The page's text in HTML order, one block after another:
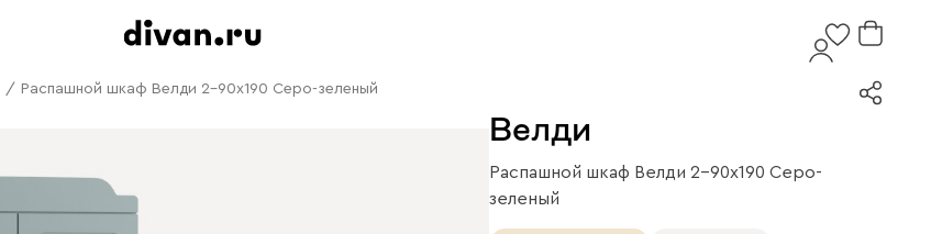
/ Распашной шкаф Велди 2-90x190 Серо-зеленый
Велди
Распашной шкаф Велди 2-90x190 Серо-
зеленый